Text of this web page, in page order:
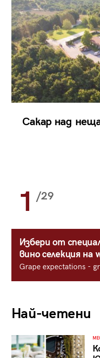
Сакар над
1 /29
Избери от
вино селекция на
Grape expectations -
Най-четени